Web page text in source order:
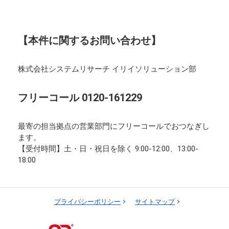
【本件に関するお問い合わせ】
株式会社システムリサーチ イリイソリューション部
フリーコール 0120-161229
最寄の担当拠点の営業部門にフリーコールでおつなぎし
ます。
【受付時間】土・日・祝日を除く 9:00-12:00、13:00-
18:00
プライバシーポリシー サイトマップ